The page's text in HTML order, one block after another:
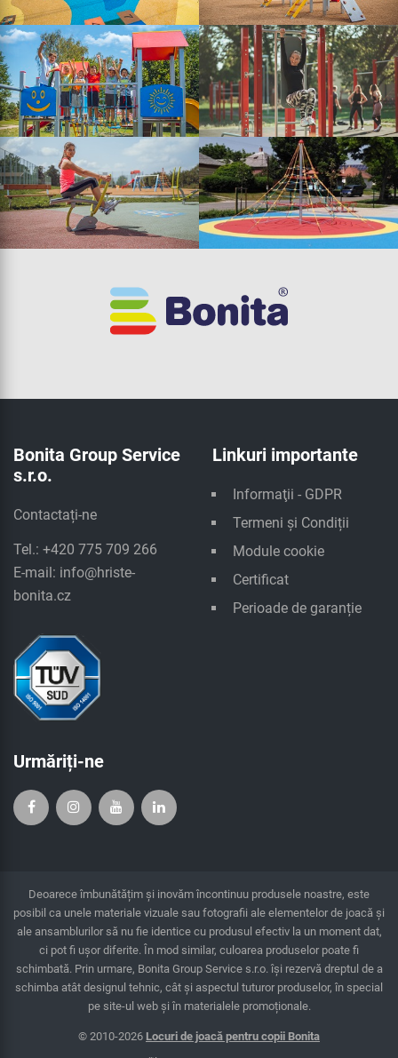
Bonita Group Service
s.r.o.
Contactați-ne
Tel.: +420 775 709 266
E-mail: info@hriste-
bonita.cz
Linkuri importante
Informaţii - GDPR
Termeni și Condiții
Module cookie
Certificat
Perioade de garanție
Urmăriți-ne
Deoarece îmbunătățim și inovăm încontinuu produsele noastre, este
posibil ca unele materiale vizuale sau fotografii ale elementelor de joacă și
ale ansamblurilor să nu fie identice cu produsul efectiv la un moment dat,
ci pot fi ușor diferite. În mod similar, culoarea produselor poate fi
schimbată. Prin urmare, Bonita Group Service s.r.o. îşi rezervă dreptul de a
schimba atât designul tehnic, cât şi aspectul tuturor produselor, în special
pe site-ul web și în materialele promoționale.
© 2010-2026 Locuri de joacă pentru copii Bonita